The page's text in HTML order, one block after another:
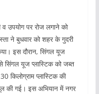
उपयोग पर रोज लगाने को
ने बुधवार को शहर के गुदरी
इस दौरान, सिंगल यूज
सिंगल यूज प्लास्टिक को जब्त
किलोग्राम प्लास्टिक की
की गई। इस अभियान में नगर